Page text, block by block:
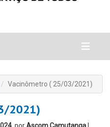
Vacinômetro ( 25/03/2021)
2021)